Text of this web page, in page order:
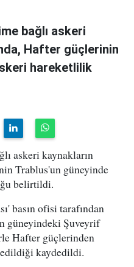
bağlı askeri
Hafter güçlerinin
hareketlilik
askeri kaynakların
Trablus'un güneyinde
belirtildi.
basın ofisi tarafından
güneyindeki Şuveyrif
Hafter güçlerinden
kaydedildi.